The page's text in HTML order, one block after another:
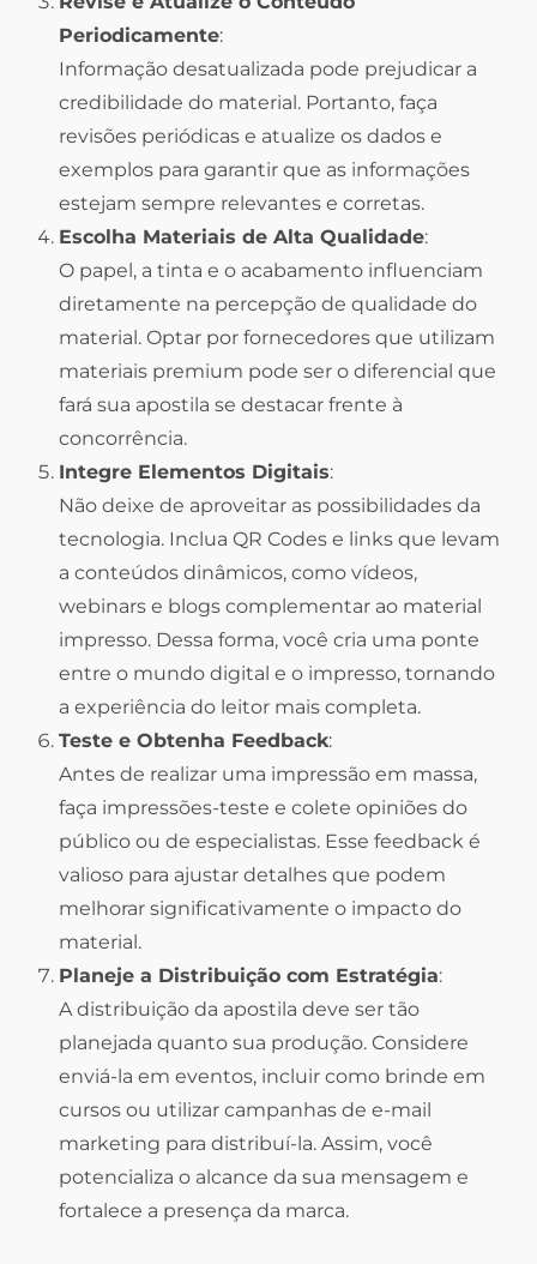
Periodicamente:
Informação desatualizada pode prejudicar a
credibilidade do material. Portanto, faça
revisões periódicas e atualize os dados e
exemplos para garantir que as informações
estejam sempre relevantes e corretas.
Escolha Materiais de Alta Qualidade:
O papel, a tinta e o acabamento influenciam
diretamente na percepção de qualidade do
material. Optar por fornecedores que utilizam
materiais premium pode ser o diferencial que
fará sua apostila se destacar frente à
concorrência.
Integre Elementos Digitais:
Não deixe de aproveitar as possibilidades da
tecnologia. Inclua QR Codes e links que levam
a conteúdos dinâmicos, como vídeos,
webinars e blogs complementar ao material
impresso. Dessa forma, você cria uma ponte
entre o mundo digital e o impresso, tornando
a experiência do leitor mais completa.
Teste e Obtenha Feedback:
Antes de realizar uma impressão em massa,
faça impressões-teste e colete opiniões do
público ou de especialistas. Esse feedback é
valioso para ajustar detalhes que podem
melhorar significativamente o impacto do
material.
Planeje a Distribuição com Estratégia:
A distribuição da apostila deve ser tão
planejada quanto sua produção. Considere
enviá-la em eventos, incluir como brinde em
cursos ou utilizar campanhas de e-mail
marketing para distribuí-la. Assim, você
potencializa o alcance da sua mensagem e
fortalece a presença da marca.